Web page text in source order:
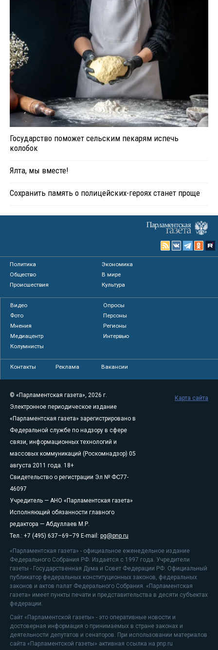
Государство поможет сельским пекарям испечь
колобок
Ялта, мы вместе!
Сохранить память о полицейских-героях станет проще
Политика
Экономика
Общество
В мире
Происшествия
Культура
Видео
Опросы
Фото
Персоны
Мнения
Регионы
Медиацентр
Интервью
Колумнисты
Контакты Реклама Вакансии
© «Парламентская газета», 2026 г.
Электронное периодическое издание
«Парламентская газета» зарегистрировано в
Федеральной службе по надзору в сфере
связи, информационных технологий и
массовых коммуникаций (Роскомнадзор) 05
августа 2011 года. 18+
Свидетельство о регистрации Эл № ФС77-
46097
Учредитель — АНО «Парламентская газета»
Исполняющий обязанности главного
редактора — Абдуллаев М.Р.
Тел.: +7 (495) 637–69–79 E-mail: pg@pnp.ru
«Парламентская газета» - официальное еженедельное издание
Федерального Собрания РФ. Издается с 1997 года. Учредители
газеты - Государственная Дума и Совет Федерации РФ. Официальный
публикатор федеральных конституционных законов, федеральных
законов и актов палат Федерального Собрания. «Парламентская
газета» имеет пункты печати и представительства в десяти субъектах
федерации.
Сайт «Парламентской газеты» - это оперативные новости и
достоверная информация о принимаемых в стране законах и
деятельности депутатов и сенаторов. При использовании материалов
сайта «Парламентской газеты» активная ссылка на pnp.ru
Карта сайта